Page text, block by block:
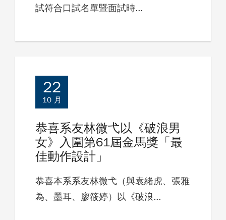
試符合口試名單暨面試時...
22
10 月
恭喜系友林微弋以《破浪男
女》入圍第61屆金馬獎「最
佳動作設計」
恭喜本系系友林微弋（與袁緒虎、張雅
為、墨耳、廖筱婷）以《破浪...